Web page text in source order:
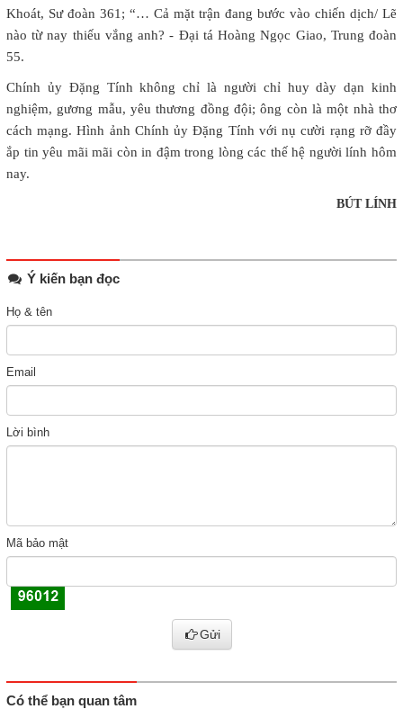
Khoát, Sư đoàn 361; “… Cả mặt trận đang bước vào chiến dịch/ Lẽ
nào từ nay thiếu vắng anh? - Đại tá Hoàng Ngọc Giao, Trung đoàn
55.
Chính ủy Đặng Tính không chỉ là người chỉ huy dày dạn kinh
nghiệm, gương mẫu, yêu thương đồng đội; ông còn là một nhà thơ
cách mạng. Hình ảnh Chính ủy Đặng Tính với nụ cười rạng rỡ đầy
ắp tin yêu mãi mãi còn in đậm trong lòng các thế hệ người lính hôm
nay.
BÚT LÍNH
Ý kiến bạn đọc
Họ & tên
Email
Lời bình
Mã bảo mật
Gửi
Có thể bạn quan tâm